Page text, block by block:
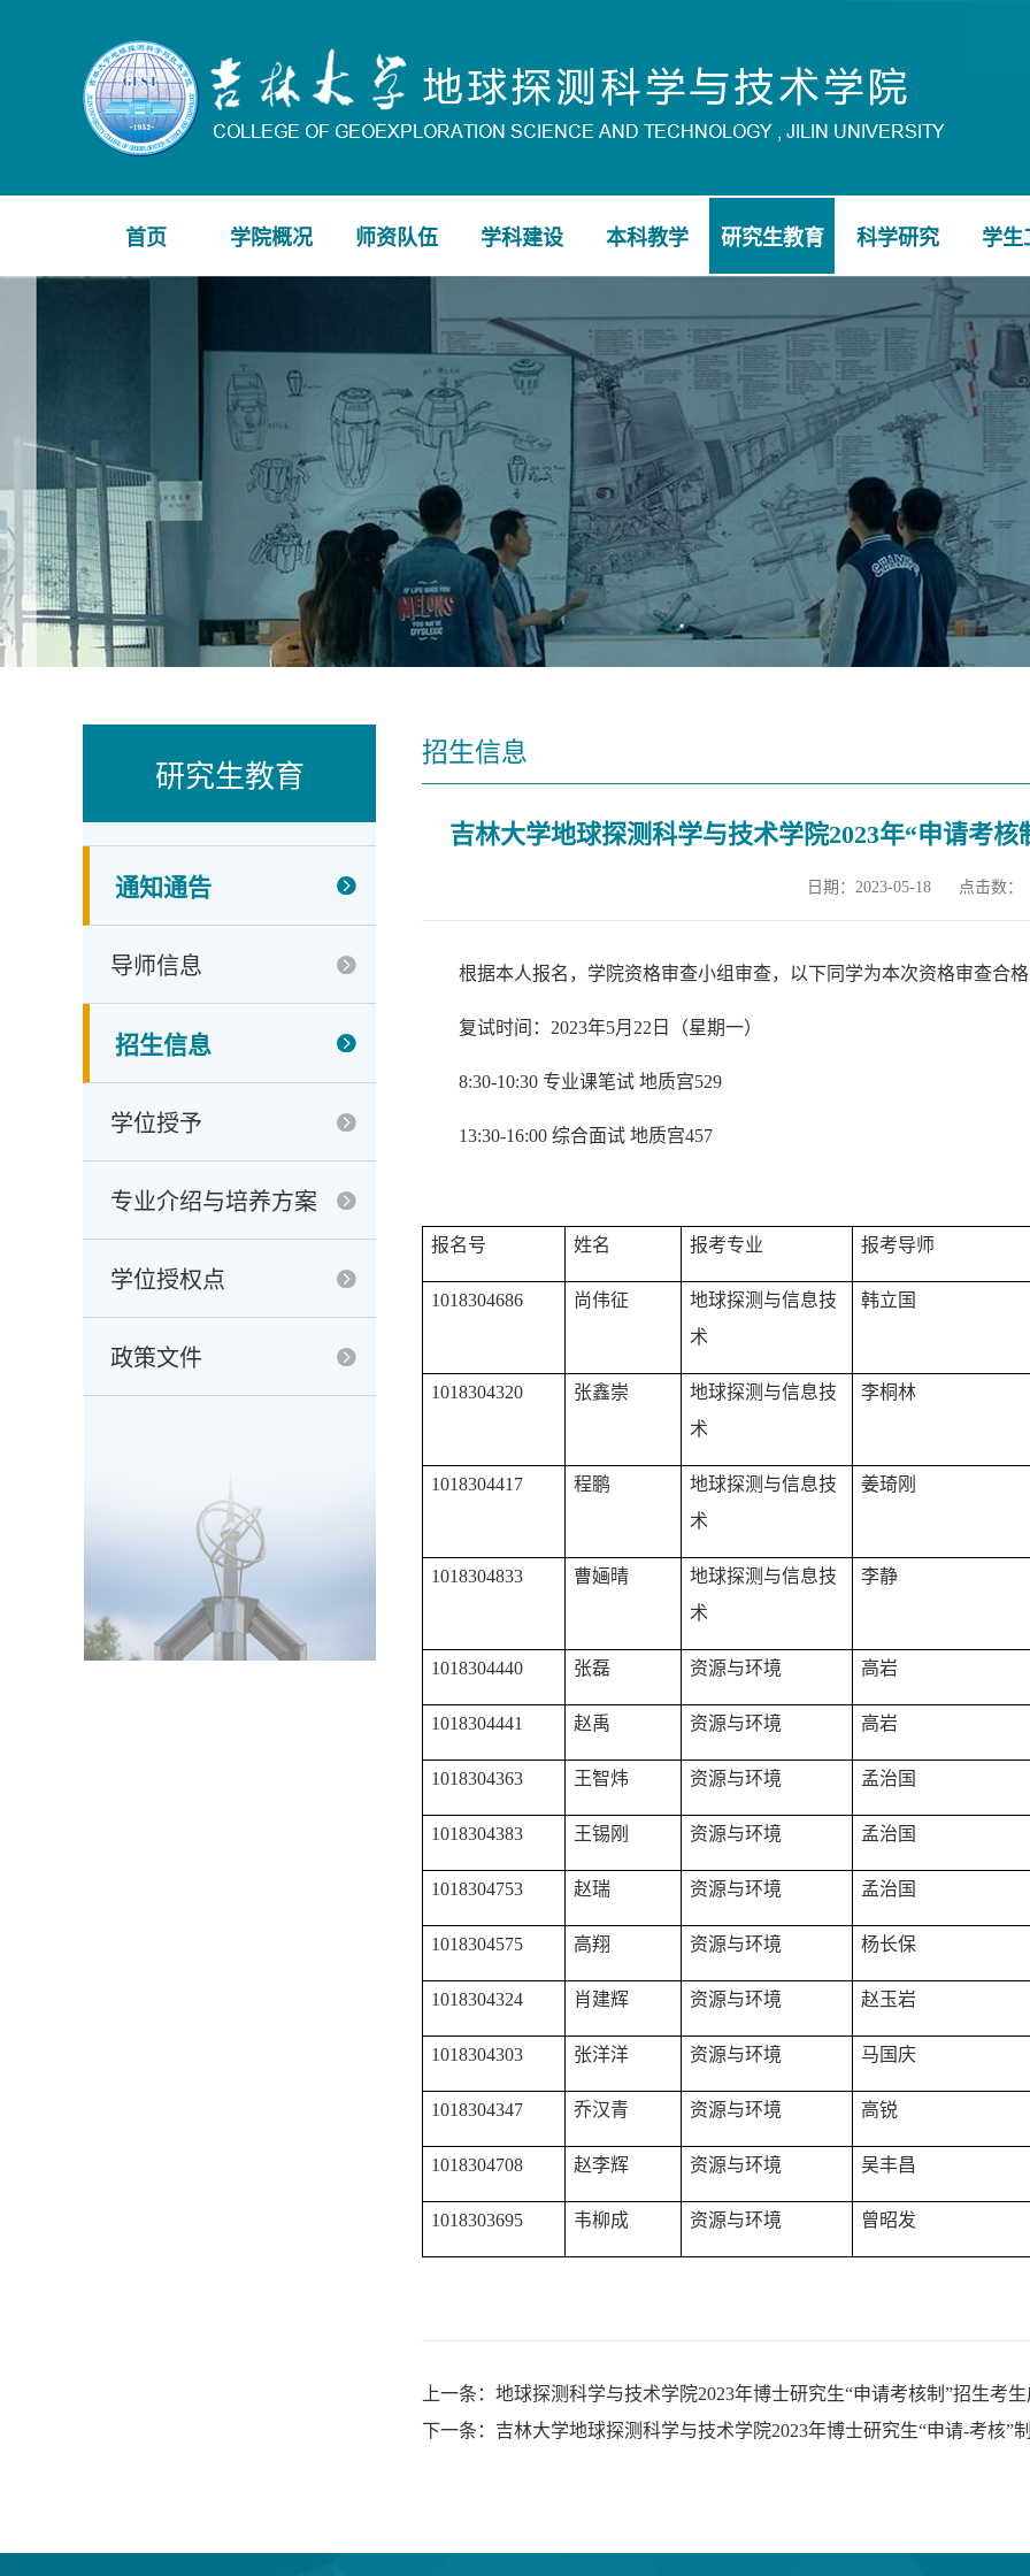
首页 学院概况 师资队伍 学科建设 本科教学 研究生教育 科学研究 学生
研究生教育
通知通告
导师信息
招生信息
学位授予
专业介绍与培养方案
学位授权点
政策文件
招生信息
吉林大学地球探测科学与技术学院2023年“申请考
日期：2023-05-18 点击数：
根据本人报名，学院资格审查小组审查，以下同学为本次资格审查合
复试时间： 2023年5月 22 日（星期一）
8:30-10:30 专业课笔试 地质宫529
13:30-16:00 综合面试 地质宫457
报名号 姓名 报考专业 报考导师
1018304686 尚伟征
地球探测与信息技
术
韩立国
1018304320 张鑫崇
地球探测与信息技
术
李桐林
1018304417 程鹏
地球探测与信息技
术
姜琦刚
1018304833 曹婳晴
地球探测与信息技
术
李静
1018304440 张磊 资源与环境 高岩
1018304441 赵禹 资源与环境 高岩
1018304363 王智炜 资源与环境 孟治国
1018304383 王锡刚 资源与环境 孟治国
1018304753 赵瑞 资源与环境 孟治国
1018304575 高翔 资源与环境 杨长保
1018304324 肖建辉 资源与环境 赵玉岩
1018304303 张洋洋 资源与环境 马国庆
1018304347 乔汉青 资源与环境 高锐
1018304708 赵李辉 资源与环境 吴丰昌
1018303695 韦柳成 资源与环境 曾昭发
上一条：地球探测科学与技术学院2023年博士研究生“申请考核制”招生考
下一条：吉林大学地球探测科学与技术学院2023年博士研究生“申请-考核”